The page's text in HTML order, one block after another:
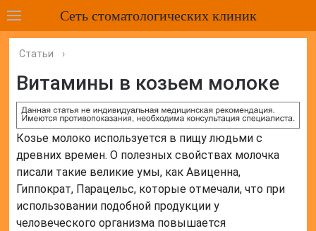
Сеть стоматологических клиник
Статьи ›
Витамины в козьем молоке
Козье молоко используется в пищу людьми с
древних времен. О полезных свойствах молочка
писали такие великие умы, как Авиценна,
Гиппократ, Парацельс, которые отмечали, что при
использовании подобной продукции у
человеческого организма повышается